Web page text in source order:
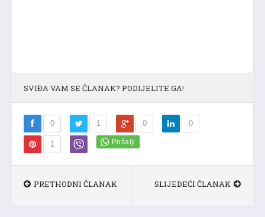
SVIĐA VAM SE ČLANAK? PODIJELITE GA!
0 1 0 0
1
PRETHODNI ČLANAK SLIJEDEĆI ČLANAK